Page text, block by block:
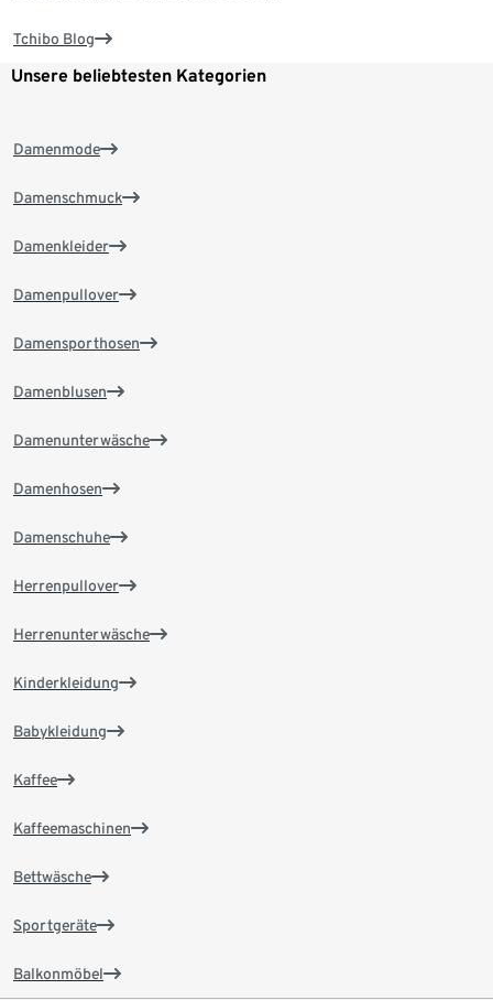
Tchibo Blog
Unsere beliebtesten Kategorien
Damenmode
Damenschmuck
Damenkleider
Damenpullover
Damensporthosen
Damenblusen
Damenunterwäsche
Damenhosen
Damenschuhe
Herrenpullover
Herrenunterwäsche
Kinderkleidung
Babykleidung
Kaffee
Kaffeemaschinen
Bettwäsche
Sportgeräte
Balkonmöbel